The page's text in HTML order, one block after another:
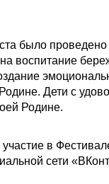
было
воспитание
Дети с
Родине.
в
сети